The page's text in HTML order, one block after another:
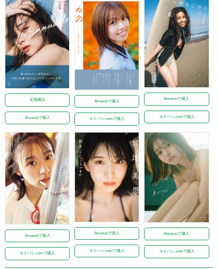
定期購読
Amazonで購入
Amazonで購入
ヨドバシ.comで購入
Amazonで購入
ヨドバシ.comで購入
Amazonで購入
ヨドバシ.comで購入
Amazonで購入
ヨドバシ.comで購入
Amazonで購入
ヨドバシ.comで購入